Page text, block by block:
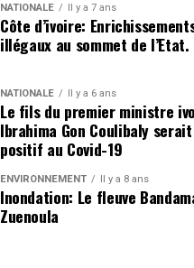
NATIONALE Il y a 7 ans
Côte d’ivoire:
illégaux au sommet de l’Etat.
NATIONALE Il y a 6 ans
Le fils du premier ministre
Ibrahima Gon Coulibaly
positif au Covid-19
ENVIRONNEMENT Il y a 8 ans
Inondation: Le fleuve
Zuenoula